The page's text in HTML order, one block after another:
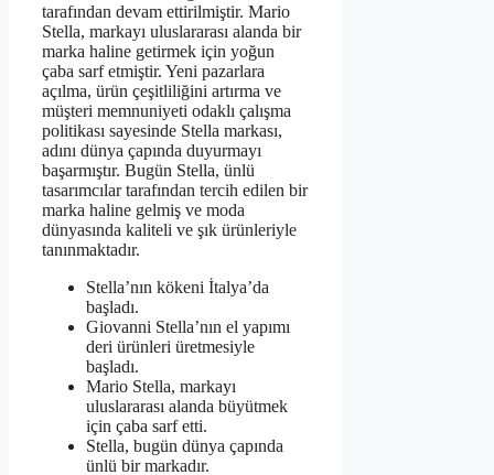
tarafından devam ettirilmiştir. Mario
Stella, markayı uluslararası alanda bir
marka haline getirmek için yoğun
çaba sarf etmiştir. Yeni pazarlara
açılma, ürün çeşitliliğini artırma ve
müşteri memnuniyeti odaklı çalışma
politikası sayesinde Stella markası,
adını dünya çapında duyurmayı
başarmıştır. Bugün Stella, ünlü
tasarımcılar tarafından tercih edilen bir
marka haline gelmiş ve moda
dünyasında kaliteli ve şık ürünleriyle
tanınmaktadır.
Stella’nın kökeni İtalya’da
başladı.
Giovanni Stella’nın el yapımı
deri ürünleri üretmesiyle
başladı.
Mario Stella, markayı
uluslararası alanda büyütmek
için çaba sarf etti.
Stella, bugün dünya çapında
ünlü bir markadır.